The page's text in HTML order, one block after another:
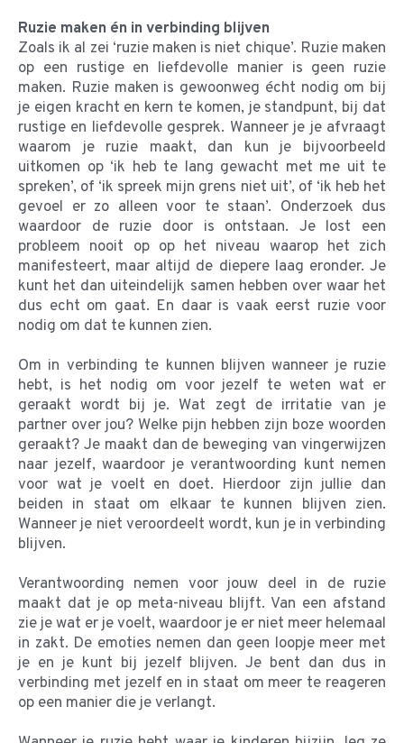
Ruzie maken én in verbinding blijven
Zoals ik al zei ‘ruzie maken is niet chique’. Ruzie maken
op een rustige en liefdevolle manier is geen ruzie
maken. Ruzie maken is gewoonweg écht nodig om bij
je eigen kracht en kern te komen, je standpunt, bij dat
rustige en liefdevolle gesprek. Wanneer je je afvraagt
waarom je ruzie maakt, dan kun je bijvoorbeeld
uitkomen op ‘ik heb te lang gewacht met me uit te
spreken’, of ‘ik spreek mijn grens niet uit’, of ‘ik heb het
gevoel er zo alleen voor te staan’. Onderzoek dus
waardoor de ruzie door is ontstaan. Je lost een
probleem nooit op op het niveau waarop het zich
manifesteert, maar altijd de diepere laag eronder. Je
kunt het dan uiteindelijk samen hebben over waar het
dus echt om gaat. En daar is vaak eerst ruzie voor
nodig om dat te kunnen zien.
Om in verbinding te kunnen blijven wanneer je ruzie
hebt, is het nodig om voor jezelf te weten wat er
geraakt wordt bij je. Wat zegt de irritatie van je
partner over jou? Welke pijn hebben zijn boze woorden
geraakt? Je maakt dan de beweging van vingerwijzen
naar jezelf, waardoor je verantwoording kunt nemen
voor wat je voelt en doet. Hierdoor zijn jullie dan
beiden in staat om elkaar te kunnen blijven zien.
Wanneer je niet veroordeelt wordt, kun je in verbinding
blijven.
Verantwoording nemen voor jouw deel in de ruzie
maakt dat je op meta-niveau blijft. Van een afstand
zie je wat er je voelt, waardoor je er niet meer helemaal
in zakt. De emoties nemen dan geen loopje meer met
je en je kunt bij jezelf blijven. Je bent dan dus in
verbinding met jezelf en in staat om meer te reageren
op een manier die je verlangt.